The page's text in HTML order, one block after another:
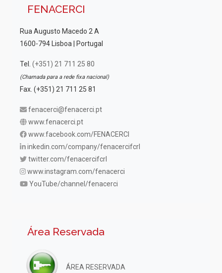
FENACERCI
Rua Augusto Macedo 2 A
1600-794 Lisboa | Portugal
Tel. (+351) 21 711 25 80
(Chamada para a rede fixa nacional)
Fax. (+351) 21 711 25 81
fenacerci@fenacerci.pt
www.fenacerci.pt
www.facebook.com/FENACERCI
inkedin.com/company/fenacercifcrl
twitter.com/fenacercifcrl
www.instagram.com/fenacerci
YouTube/channel/fenacerci
Área Reservada
ÁREA RESERVADA